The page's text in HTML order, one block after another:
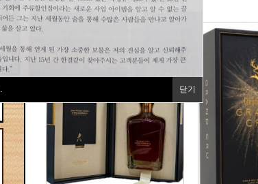
닫기
Total 115건1 페이지